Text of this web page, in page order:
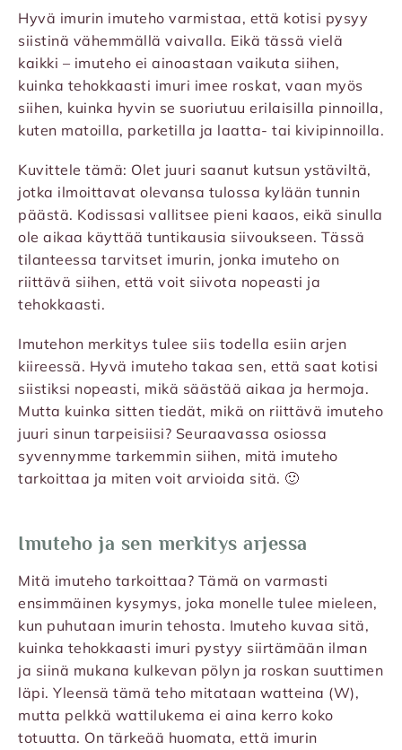
Hyvä imurin imuteho varmistaa, että kotisi pysyy
siistinä vähemmällä vaivalla. Eikä tässä vielä
kaikki – imuteho ei ainoastaan vaikuta siihen,
kuinka tehokkaasti imuri imee roskat, vaan myös
siihen, kuinka hyvin se suoriutuu erilaisilla pinnoilla,
kuten matoilla, parketilla ja laatta- tai kivipinnoilla.
Kuvittele tämä: Olet juuri saanut kutsun ystäviltä,
jotka ilmoittavat olevansa tulossa kylään tunnin
päästä. Kodissasi vallitsee pieni kaaos, eikä sinulla
ole aikaa käyttää tuntikausia siivoukseen. Tässä
tilanteessa tarvitset imurin, jonka imuteho on
riittävä siihen, että voit siivota nopeasti ja
tehokkaasti.
Imutehon merkitys tulee siis todella esiin arjen
kiireessä. Hyvä imuteho takaa sen, että saat kotisi
siistiksi nopeasti, mikä säästää aikaa ja hermoja.
Mutta kuinka sitten tiedät, mikä on riittävä imuteho
juuri sinun tarpeisiisi? Seuraavassa osiossa
syvennymme tarkemmin siihen, mitä imuteho
tarkoittaa ja miten voit arvioida sitä. 🙂
Imuteho ja sen merkitys arjessa
Mitä imuteho tarkoittaa? Tämä on varmasti
ensimmäinen kysymys, joka monelle tulee mieleen,
kun puhutaan imurin tehosta. Imuteho kuvaa sitä,
kuinka tehokkaasti imuri pystyy siirtämään ilman
ja siinä mukana kulkevan pölyn ja roskan suuttimen
läpi. Yleensä tämä teho mitataan watteina (W),
mutta pelkkä wattilukema ei aina kerro koko
totuutta. On tärkeää huomata, että imurin